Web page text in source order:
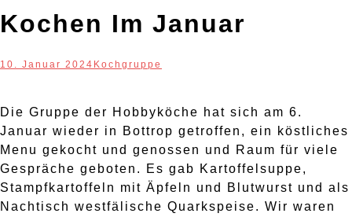
Kochen Im Januar
10. Januar 2024 Kochgruppe
Die Gruppe der Hobbyköche hat sich am 6.
Januar wieder in Bottrop getroffen, ein köstliches
Menu gekocht und genossen und Raum für viele
Gespräche geboten. Es gab Kartoffelsuppe,
Stampfkartoffeln mit Äpfeln und Blutwurst und als
Nachtisch westfälische Quarkspeise. Wir waren